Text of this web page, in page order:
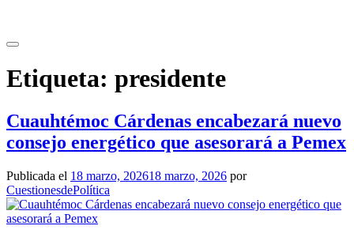
contenido
Etiqueta: presidente
Cuauhtémoc Cárdenas encabezará nuevo
consejo energético que asesorará a Pemex
Publicada el 18 marzo, 202618 marzo, 2026 por
CuestionesdePolítica